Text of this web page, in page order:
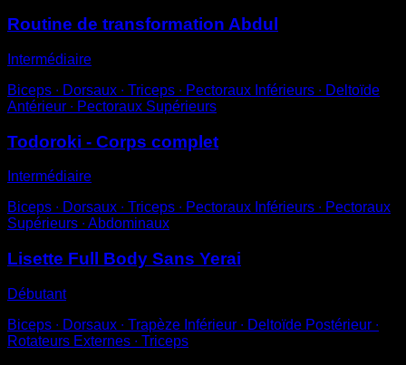
Routine de transformation Abdul
Intermédiaire
Biceps ∙ Dorsaux ∙ Triceps ∙ Pectoraux Inférieurs ∙ Deltoïde
Antérieur ∙ Pectoraux Supérieurs
Todoroki - Corps complet
Intermédiaire
Biceps ∙ Dorsaux ∙ Triceps ∙ Pectoraux Inférieurs ∙ Pectoraux
Supérieurs ∙ Abdominaux
Lisette Full Body Sans Yerai
Débutant
Biceps ∙ Dorsaux ∙ Trapèze Inférieur ∙ Deltoïde Postérieur ∙
Rotateurs Externes ∙ Triceps